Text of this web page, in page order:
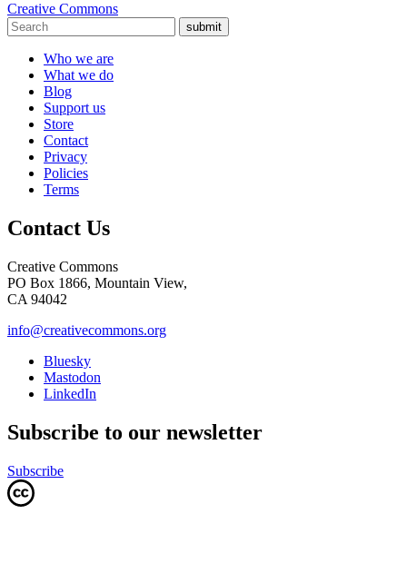
Creative Commons
submit
Who we are
What we do
Blog
Support us
Store
Contact
Privacy
Policies
Terms
Contact Us
Creative Commons
PO Box 1866, Mountain View,
CA 94042
info@creativecommons.org
Bluesky
Mastodon
LinkedIn
Subscribe to our newsletter
Subscribe